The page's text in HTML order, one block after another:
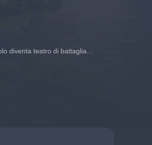
diventa teatro di battaglia...